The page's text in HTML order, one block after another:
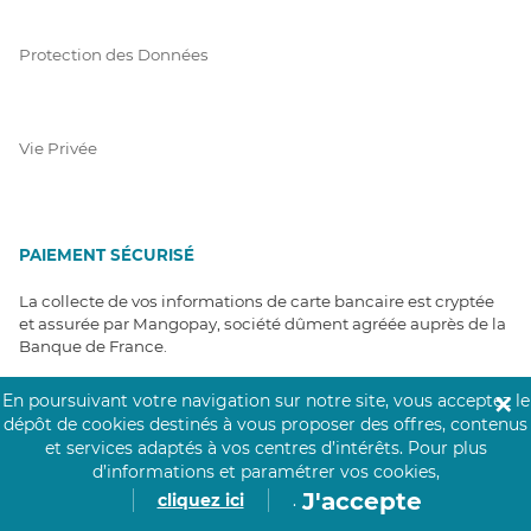
Protection des Données
Vie Privée
PAIEMENT SÉCURISÉ
La collecte de vos informations de carte bancaire est cryptée
et assurée par Mangopay, société dûment agréée auprès de la
Banque de France.
En poursuivant votre navigation sur notre site, vous acceptez le
dépôt de cookies destinés à vous proposer des offres, contenus
et services adaptés à vos centres d’intérêts. Pour plus
d’informations et paramétrer vos cookies,
cliquez ici
. J'accepte
✕